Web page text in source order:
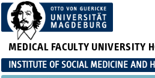
MEDICAL FACULTY UNIVERSITY
INSTITUTE OF SOCIAL MEDICINE AND